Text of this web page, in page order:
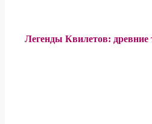
Легенды Квилетов: древние